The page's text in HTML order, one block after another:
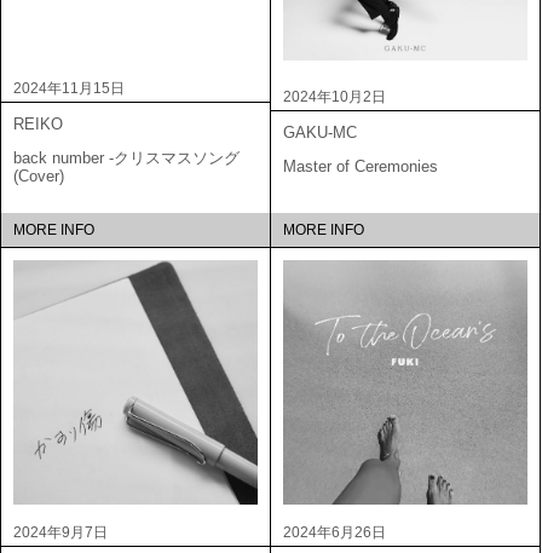
2024年11月15日
REIKO
back number -クリスマスソング
(Cover)
MORE INFO
2024年10月2日
GAKU-MC
Master of Ceremonies
MORE INFO
2024年9月7日 2024年6月26日